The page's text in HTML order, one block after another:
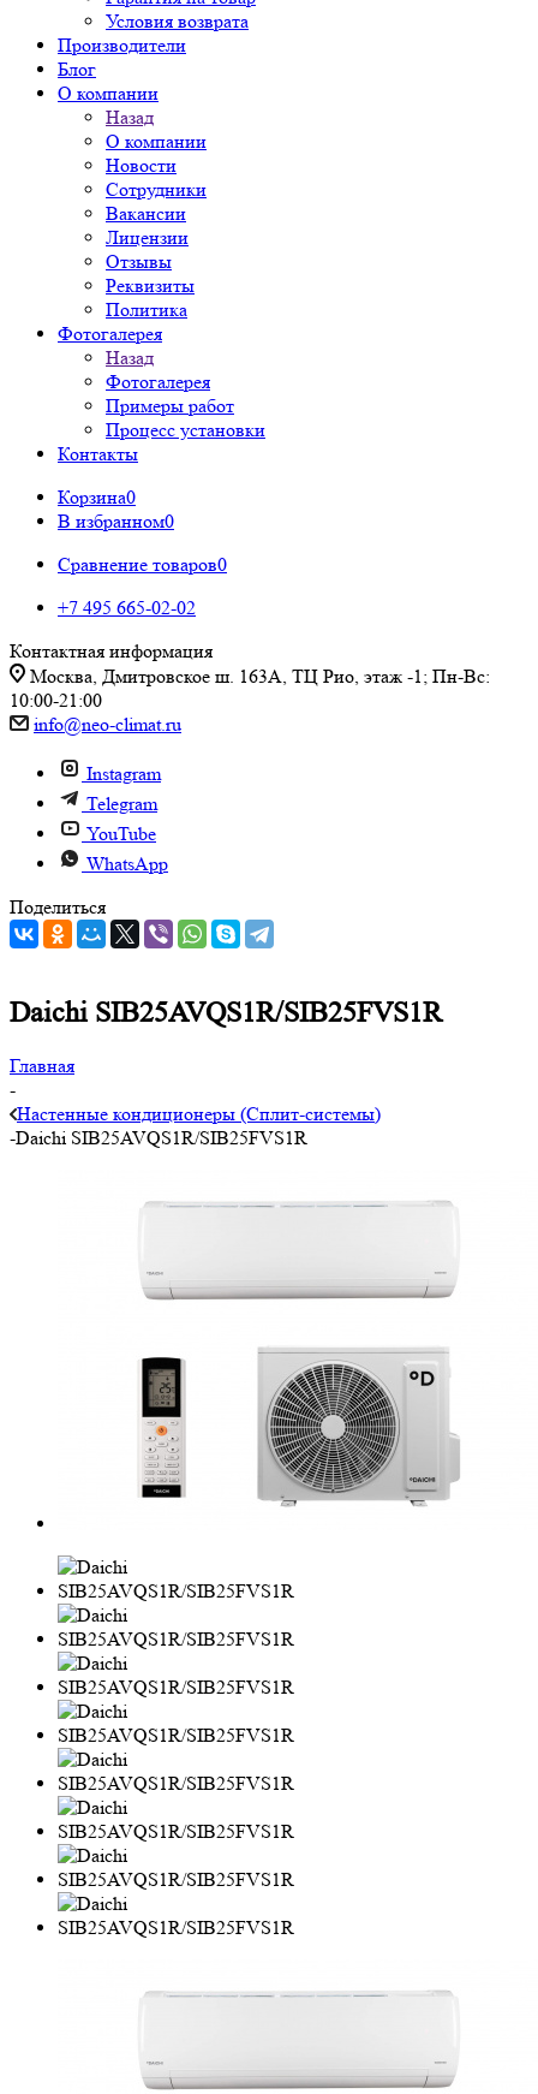
Условия возврата
Производители
Блог
О компании
Назад
О компании
Новости
Сотрудники
Вакансии
Лицензии
Отзывы
Реквизиты
Политика
Фотогалерея
Назад
Фотогалерея
Примеры работ
Процесс установки
Контакты
Корзина0
В избранном0
Сравнение товаров0
+7 495 665-02-02
Контактная информация
Москва, Дмитровское ш. 163А, ТЦ Рио, этаж -1; Пн-Вс:
10:00-21:00
info@neo-climat.ru
Instagram
Telegram
YouTube
WhatsApp
Поделиться
Daichi SIB25AVQS1R/SIB25FVS1R
Главная
-
Настенные кондиционеры (Сплит-системы)
-Daichi SIB25AVQS1R/SIB25FVS1R